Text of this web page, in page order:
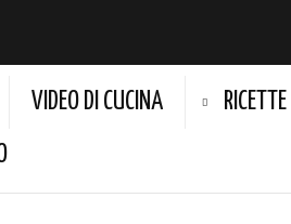
VIDEO DI CUCINA RICETTE